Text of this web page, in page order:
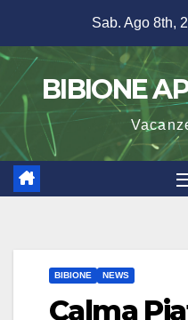
contenuto
Sab. Ago 8th,
BIBIONE
BIBIONE NEWS
Calma